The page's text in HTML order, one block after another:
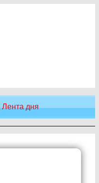
Лента дня